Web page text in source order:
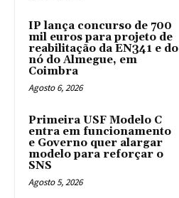
IP lança concurso de 700
mil euros para projeto de
reabilitação da EN341 e do
nó do Almegue, em
Coimbra
Agosto 6, 2026
Primeira USF Modelo C
entra em funcionamento
e Governo quer alargar
modelo para reforçar o
SNS
Agosto 5, 2026